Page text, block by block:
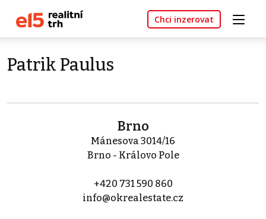
Chci inzerovat
Patrik Paulus
Brno
Mánesova 3014/16
Brno - Královo Pole
+420 731 590 860
info@okrealestate.cz